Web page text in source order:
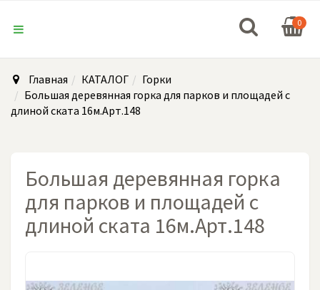
0
Главная КАТАЛОГ
Горки
Большая деревянная горка для парков и площадей с
длиной ската 16м.Арт.148
Большая деревянная горка
для парков и площадей с
длиной ската 16м.Арт.148